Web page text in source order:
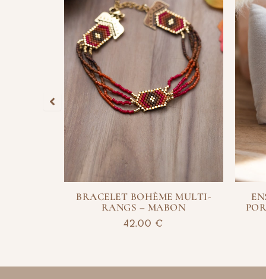
BRACELET BOHÈME MULTI-
RANGS – MABON
42,00€